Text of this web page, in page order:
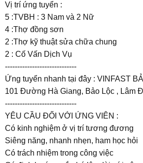
Vị trí ứng tuyển :
5 :TVBH : 3 Nam và 2 Nữ
4 :Thợ đồng sơn
2 :Thợ kỹ thuật sửa chữa chung
2 : Cố Vấn Dịch Vụ
-----------------------------
Ứng tuyển nhanh tại đây : VINFAST
101 Đường Hà Giang, Bảo Lộc , Lâm
-----------------------------
YÊU CẦU ĐỐI VỚI ỨNG VIÊN :
Có kinh nghiệm ở vị trí tương đương
Siêng năng, nhanh nhẹn, ham học hỏi
Có trách nhiệm trong công việc